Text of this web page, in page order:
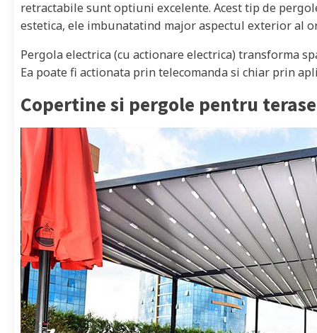
retractabile sunt optiuni excelente. Acest tip de
estetica, ele imbunatatind major aspectul exterior al
Pergola electrica (cu actionare electrica) transforma
Ea poate fi actionata prin telecomanda si chiar prin
Copertine si pergole pentru terase